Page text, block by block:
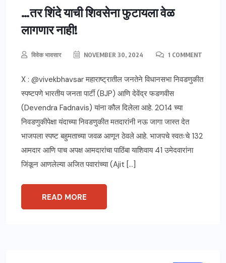
…तर शिंदे याची शिवसेना फुटायला वेळ
लागणार नाही!
विवेक भावसार NOVEMBER 30, 2024 1 COMMENT
X : @vivekbhavsar महाराष्ट्रातील जनतेने विधानसभा निवडणुकीत
स्पष्टपणे भारतीय जनता पार्टी (BJP) आणि देवेंद्र फडणवीस
(Devendra Fadnavis) यांना कौल दिलेला आहे. 2014 च्या
निवडणुकीपेक्षा यंदाच्या निवडणुकीत मतदारांनी नऊ जागा जास्त देत
भाजपला स्पष्ट बहुमताच्या जवळ आणून ठेवले आहे. भाजपचे स्वतःचे 132
आमदार आणि पाच अपक्ष आमदारांचा पाठिंबा याशिवाय 41 उमेदवारांना
जिंकून आणलेल्या अजित पवारांच्या (Ajit […]
READ MORE